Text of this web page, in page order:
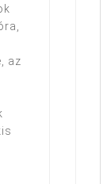
az